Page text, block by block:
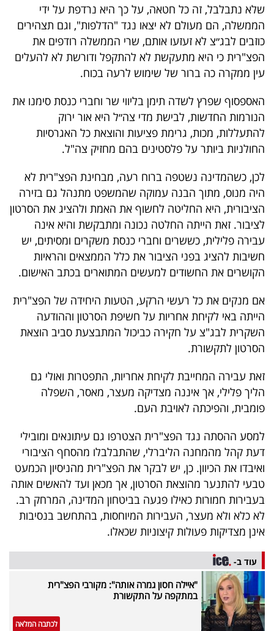
מייל
אדום
באייס
עקבו
אחרינו:
שלא נתבלבל, זה כל חטאה, על כך היא נרדפת על ידי
הממשלה, הם מעולם לא יצאו נגד "הדלפות", וגם תצהירים
כוזבים לבג״צ לא זעזעו אותם, שרי הממשלה רודפים את
הפצ"רית כי היא מתעקשת לא להתקפל ודורשת לא להעלים
עין ממקרה כה ברור של שימוש לרעה בכוח.
האספסוף שפרץ לשדה תימן בליווי שר וחברי כנסת סימנו את
הנורמות החדשות, לבישת מדי צה״ל היא אור ירוק
להתעללות, מכות, גרימת פציעות והוצאת כל האגרסיות
החולניות ביותר על פלסטינים בהם מחזיק צה"ל.
לכן, כשהמדינה נשטפה ברוח רעה, מבחינת הפצ"רית לא
היה מנוס, מתוך הבנה עמוקה שהמשפט מתנהל גם בזירה
הציבורית, היא החליטה לחשוף את האמת ולהציג את הסרטון
לציבור. זאת הייתה החלטה נכונה ומתבקשת והיא אינה
עבירה פלילית, כששרים וחברי כנסת משקרים ומסיתים, יש
חשיבות להציג בפני הציבור את כלל הממצאים והראיות
הקושרים את החשודים למעשים המתוארים בכתב האישום.
אם מנקים את כל רעשי הרקע, הטעות היחידה של הפצ"רית
הייתה באי לקיחת אחריות על חשיפת הסרטון וההודעה
השקרית לבג"צ על חקירה כביכול המתבצעת סביב הוצאת
הסרטון לתקשורת.
זאת עבירה המחייבת לקיחת אחריות, התפטרות ואולי גם
הליך פלילי, אך איננה מצדיקה מעצר, מאסר, השפלה
פומבית, והפיכתה לאויבת העם.
למסע ההסתה נגד הפצ"רית הצטרפו גם עיתונאים ומובילי
דעת קהל מהמחנה הליברלי, שהתבלבלו מהסחף הציבורי
ואיבדו את הכיוון. כן, יש לבקר את הפצ"רית מהניסיון הכמעט
טבעי להתנער מהוצאת הסרטון, אך מכאן ועד להאשים אותה
בעבירות חמורות כאילו פגעה בביטחון המדינה, המרחק רב.
לא כלא ולא מעצר, העבירות המיוחסות, בהתחשב בנסיבות
אינן מצדיקות פעולות קיצוניות שכאלו.
עוד ב-
"איילה חסון גמרה אותה": מקורבי הפצ"רית
במתקפה על התקשורת
לכתבה המלאה